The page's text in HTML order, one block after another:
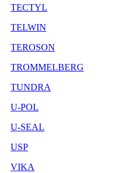
TECTYL
TELWIN
TEROSON
TROMMELBERG
TUNDRA
U-POL
U-SEAL
USP
VIKA